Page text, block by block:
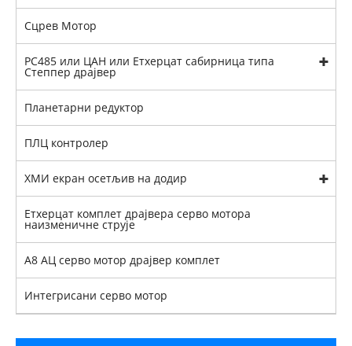
Сцрев Мотор
РС485 или ЦАН или Етхерцат сабирница типа
Степпер драјвер
Планетарни редуктор
ПЛЦ контролер
ХМИ екран осетљив на додир
Етхерцат комплет драјвера серво мотора
наизменичне струје
А8 АЦ серво мотор драјвер комплет
Интегрисани серво мотор